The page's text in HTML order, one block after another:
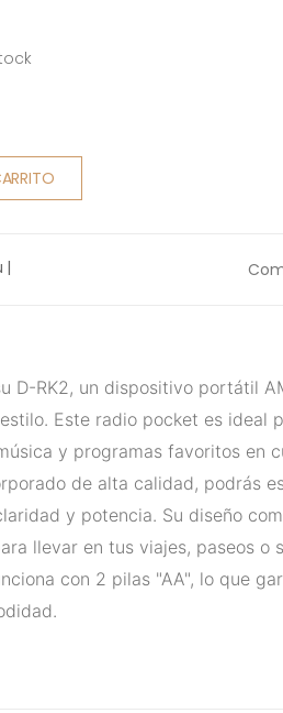
|
D-RK2, un dispositivo portátil
Este radio pocket es ideal
y programas favoritos en
de alta calidad, podrás
y potencia. Su diseño
llevar en tus viajes, paseos o
con 2 pilas "AA", lo que